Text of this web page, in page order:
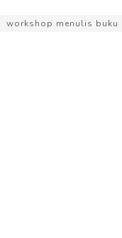
workshop menulis buku